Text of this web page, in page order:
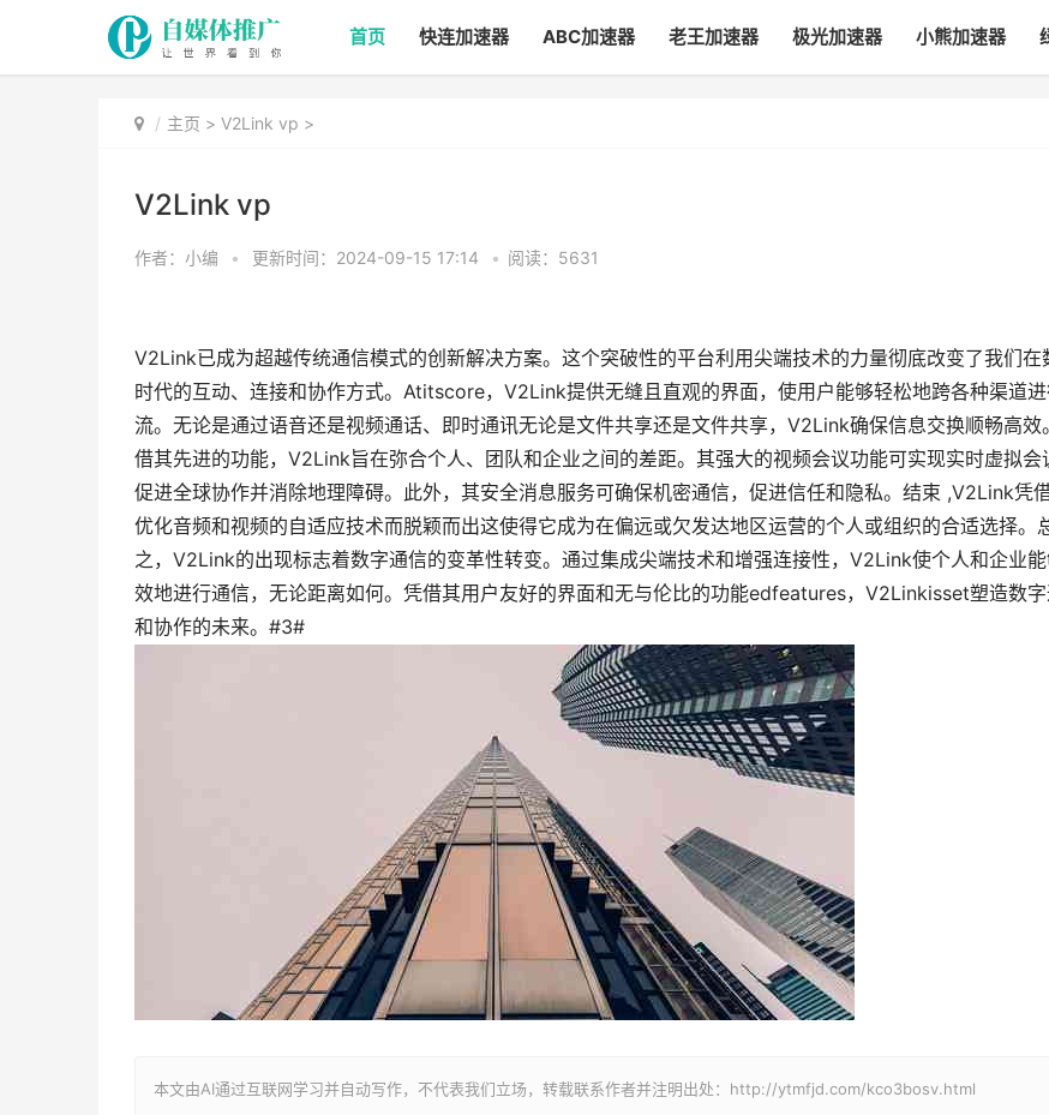
首页 快连加速器 ABC加速器 老王加速器 极光加速器 小熊加速器
主页 > V2Link vp >
V2Link vp
作者：小编 • 更新时间：2024-09-15 17:14 • 阅读：5631
V2Link已成为超越传统通信模式的创新解决方案。这个突破性的平台利用尖端技术的力量彻底改变了我们在
时代的互动、连接和协作方式。Atitscore，V2Link提供无缝且直观的界面，使用户能够轻松地跨各种渠道
流。无论是通过语音还是视频通话、即时通讯无论是文件共享还是文件共享，V2Link确保信息交换顺畅高效
借其先进的功能，V2Link旨在弥合个人、团队和企业之间的差距。其强大的视频会议功能可实现实时虚拟会
促进全球协作并消除地理障碍。此外，其安全消息服务可确保机密通信，促进信任和隐私。结束 ,V2Link凭
优化音频和视频的自适应技术而脱颖而出这使得它成为在偏远或欠发达地区运营的个人或组织的合适选择。
之，V2Link的出现标志着数字通信的变革性转变。通过集成尖端技术和增强连接性，V2Link使个人和企业
效地进行通信，无论距离如何。凭借其用户友好的界面和无与伦比的功能edfeatures，V2Linkisset塑造数
和协作的未来。#3#
本文由AI通过互联网学习并自动写作，不代表我们立场，转载联系作者并注明出处：http://ytmfjd.com/kco3bosv.html